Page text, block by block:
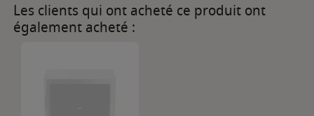
Les clients qui ont acheté ce produit ont
également acheté :